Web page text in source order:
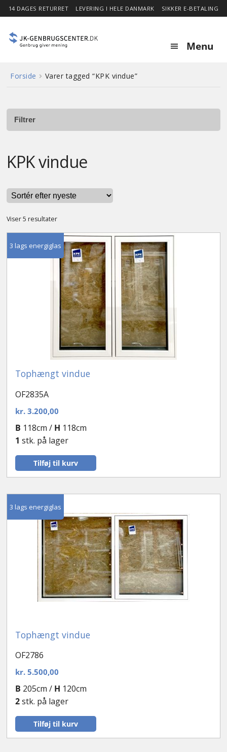
14 DAGES RETURRET LEVERING I HELE DANMARK SIKKER E-BETALING
Menu
Forside
Shop
menu
Kontakt
Forside Varer tagged “KPK vindue”
Filtrer
KPK vindue
Viser 5 resultaterSorteret
seneste
3 lags energiglas
Tophængt vindue
OF2835A
kr.3.200,00
Tilføj til kurv
B 118cm / H 118cm
1 stk. på lager
3 lags energiglas
Tophængt vindue
OF2786
kr.5.500,00
Tilføj til kurv
B 205cm / H 120cm
2stk. på lager